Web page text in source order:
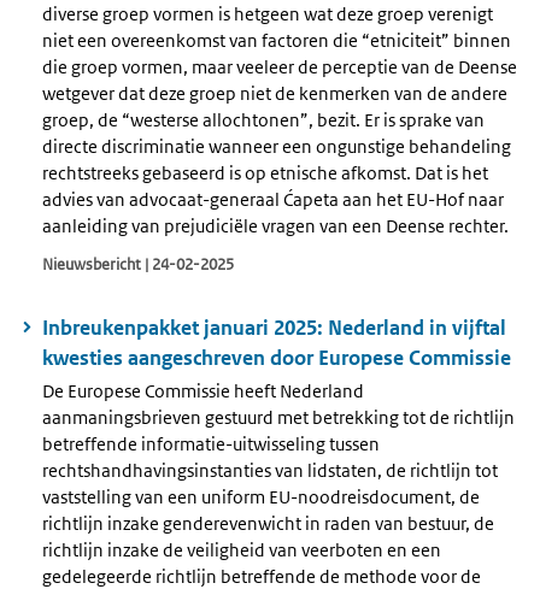
diverse groep vormen is hetgeen wat deze groep verenigt
niet een overeenkomst van factoren die “etniciteit” binnen
die groep vormen, maar veeleer de perceptie van de Deense
wetgever dat deze groep niet de kenmerken van de andere
groep, de “westerse allochtonen”, bezit. Er is sprake van
directe discriminatie wanneer een ongunstige behandeling
rechtstreeks gebaseerd is op etnische afkomst. Dat is het
advies van advocaat-generaal Ćapeta aan het EU-Hof naar
aanleiding van prejudiciële vragen van een Deense rechter.
Nieuwsbericht | 24-02-2025
Inbreukenpakket januari 2025: Nederland in vijftal
kwesties aangeschreven door Europese Commissie
De Europese Commissie heeft Nederland
aanmaningsbrieven gestuurd met betrekking tot de richtlijn
betreffende informatie-uitwisseling tussen
rechtshandhavingsinstanties van lidstaten, de richtlijn tot
vaststelling van een uniform EU-noodreisdocument, de
richtlijn inzake genderevenwicht in raden van bestuur, de
richtlijn inzake de veiligheid van veerboten en een
gedelegeerde richtlijn betreffende de methode voor de